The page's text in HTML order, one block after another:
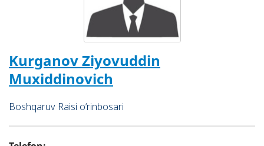
Kurganov Ziyovuddin
Muxiddinovich
Boshqaruv Raisi o‘rinbosari